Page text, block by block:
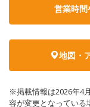
営業時間
地図・
※掲載情報は2026年4
容が変更となっている